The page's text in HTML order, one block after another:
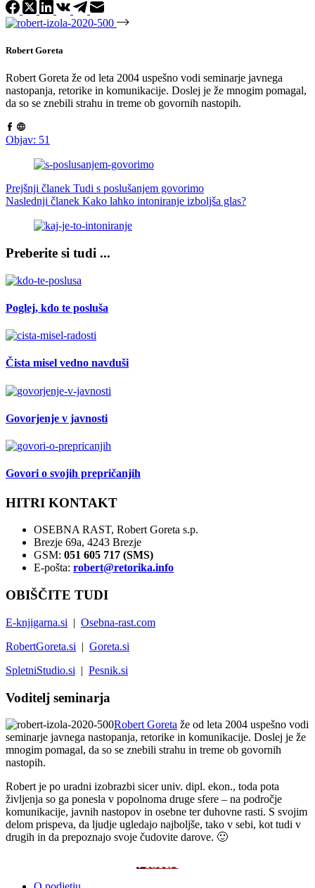
Robert Goreta
Robert Goreta že od leta 2004 uspešno vodi seminarje javnega
nastopanja, retorike in komunikacije. Doslej je že mnogim pomagal,
da so se znebili strahu in treme ob govornih nastopih.
Objav: 51
Prejšnji članek Tudi s poslušanjem govorimo
Naslednji članek Kako lahko intoniranje izboljša glas?
Preberite si tudi ...
Poglej, kdo te posluša
Čista misel vedno navduši
Govorjenje v javnosti
Govori o svojih prepričanjih
HITRI KONTAKT
OSEBNA RAST, Robert Goreta s.p.
Brezje 69a, 4243 Brezje
GSM: 051 605 717 (SMS)
E-pošta: robert@retorika.info
OBIŠČITE TUDI
E-knjigarna.si | Osebna-rast.com
RobertGoreta.si | Goreta.si
SpletniStudio.si | Pesnik.si
Voditelj seminarja
Robert Goreta že od leta 2004 uspešno vodi
seminarje javnega nastopanja, retorike in komunikacije. Doslej je že
mnogim pomagal, da so se znebili strahu in treme ob govornih
nastopih.
Robert je po uradni izobrazbi sicer univ. dipl. ekon., toda pota
življenja so ga ponesla v popolnoma druge sfere – na področje
komunikacije, javnih nastopov in osebne ter duhovne rasti. S svojim
delom prispeva, da ljudje ugledajo najboljše, tako v sebi, kot tudi v
drugih in da prepoznajo svoje čudovite darove. 🙂
NAJBOLJ BRANO IN ISKANO